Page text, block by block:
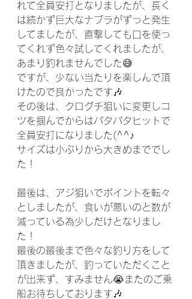
れて全員安打となりましたが、長く
は続かず巨大なナブラがずっと発生
してましたが、直撃しても口を使っ
てくれず色々試してくれましたが、
あまり釣れませんでした😅
ですが、少ない当たりを楽しんで頂
けたので良かったです🎶
その後は、クログチ狙いに変更しコ
ツを掴んでからはパタパタヒットで
全員安打になりました(^^♪
サイズは小ぶりから大きめまででし
た！
最後は、アジ狙いでポイントを転々
としましたが、食いが悪いのと数が
減っている為少しだけとなりまし
た！
最後の最後まで色々な釣り方をして
頂きましたが、釣っていただくこと
が出来ず、すみません😭またのご乗
船お待ちしております🎶